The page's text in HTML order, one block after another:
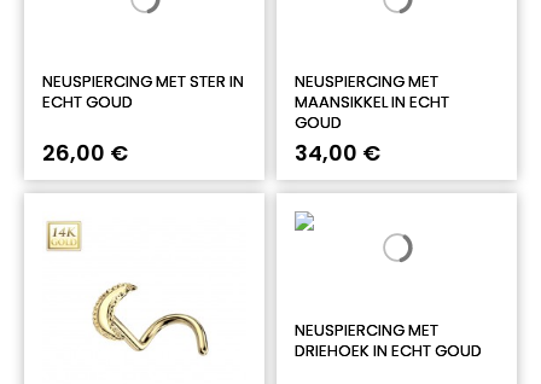
NEUSPIERCING MET STER IN
ECHT GOUD
26,00 €
NEUSPIERCING MET
MAANSIKKEL IN ECHT
GOUD
34,00 €
NEUSPIERCING MET
DRIEHOEK IN ECHT GOUD